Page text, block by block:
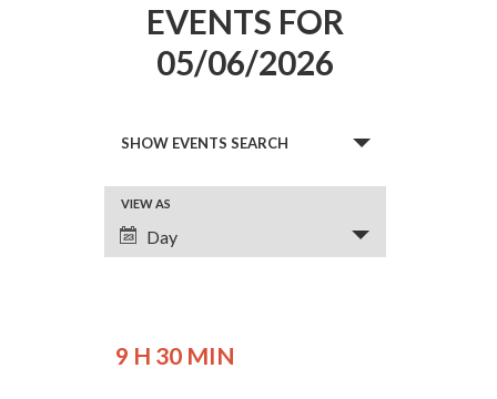
EVENTS FOR
05/06/2026
E
N
S
SHOW EVENTS SEARCH
V
T
VIEW AS
Day
9 H 30 MIN